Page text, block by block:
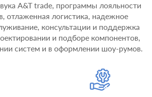
A&T trade, программы лояльности
отлаженная логистика, надежное
консультации и поддержка
и подборе компонентов,
систем и в оформлении шоу-румов.